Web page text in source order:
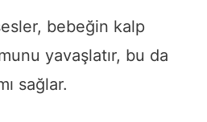
bebeğin kalp
yavaşlatır, bu da
sağlar.